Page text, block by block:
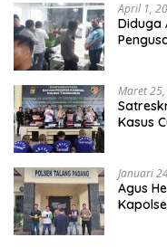
April 1,
Diduga
Maret
Kasus
Januari
Agus